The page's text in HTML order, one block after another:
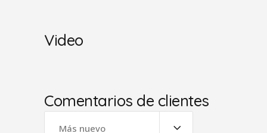
Video
Comentarios de clientes
Más nuevo